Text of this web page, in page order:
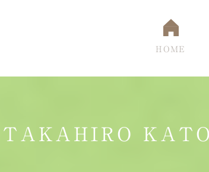
HOME
交通アクセス 設備について
認知症 脳ドック 頭痛克服
TAKAHIRO